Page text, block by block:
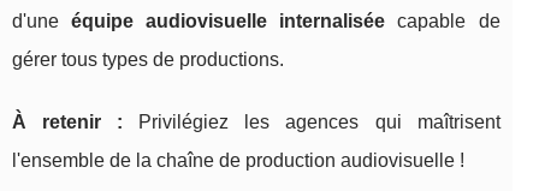
d'uneéquipe audiovisuelle internalisée capable de
gérer tous types de productions.
À retenir : Privilégiez les agences qui maîtrisent
l'ensemble de la chaîne de production audiovisuelle !